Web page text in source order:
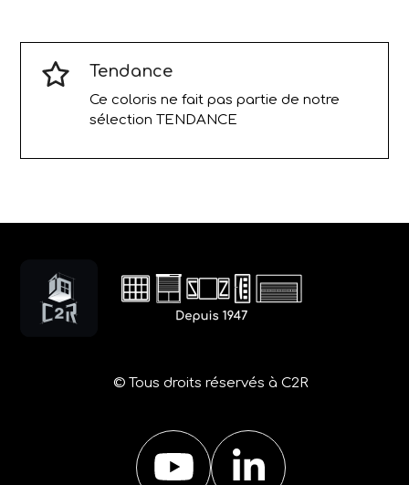
Tendance
Ce coloris ne fait pas partie de notre
sélection TENDANCE
© Tous droits réservés à C2R